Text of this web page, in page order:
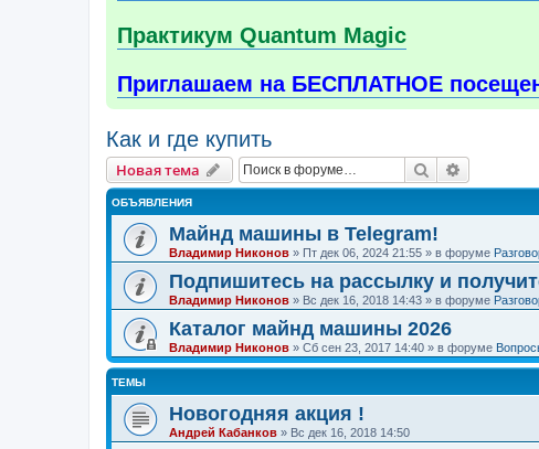
Практикум Quantum Magic
Приглашаем на БЕСПЛАТНОЕ
Как и где купить
Новая тема Поиск
ОБЪЯВЛЕНИЯ
Майнд машины в Telegram!
Владимир Никонов » Пт дек 06, 2024 21:55 » в форуме
Подпишитесь на рассылку и
Владимир Никонов » Вс дек 16, 2018 14:43 » в форуме
Каталог майнд машины 2026
Владимир Никонов » Сб сен 23, 2017 14:40 » в форуме
ТЕМЫ
Новогодняя акция !
Андрей Кабанков » Вс дек 16, 2018 14:50